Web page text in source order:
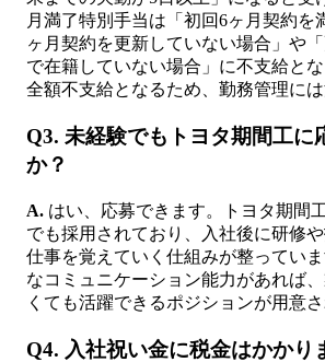
月満了特別手当は「初回6ヶ月契約を
ヶ月契約を更新していない場合」や
で在籍していない場合」に不支給と
全額不支給となるため、勤務管理には
Q3. 未経験でもトヨタ期間工に
か？
A. はい、応募できます。トヨタ期間
でも採用されており、入社後に研修
仕事を覚えていく仕組みが整ってい
なコミュニケーション能力があれば
くても活躍できるポジションが用意さ
Q4. 入社祝い金に税金はかかり